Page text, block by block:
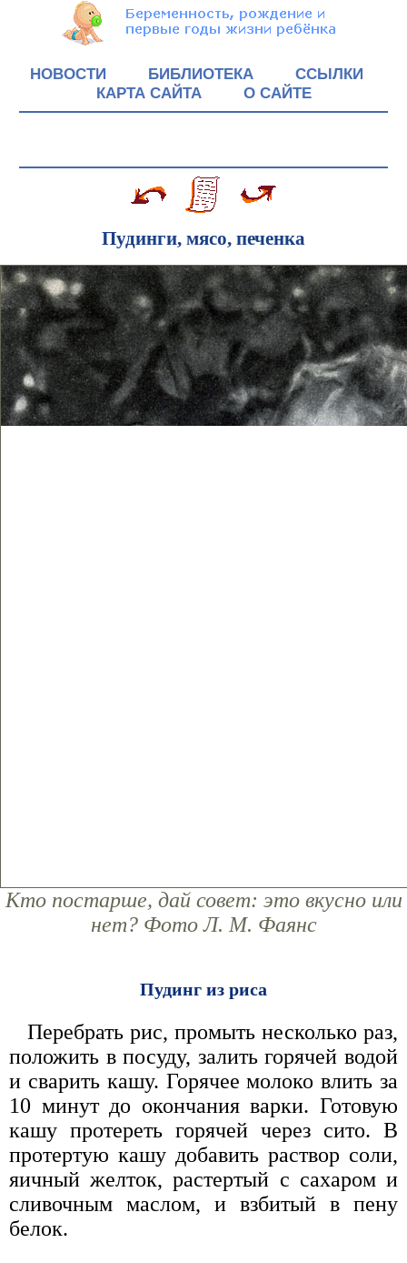
НОВОСТИ БИБЛИОТЕКА
ССЫЛКИ
КАРТА САЙТА
О САЙТЕ
Пудинги, мясо, печенка
Кто постарше, дай совет: это вкусно или
нет? Фото Л. М. Фаянс
Пудинг из риса
Перебрать рис, промыть несколько раз,
положить в посуду, залить горячей водой
и сварить кашу. Горячее молоко влить за
10 минут до окончания варки. Готовую
кашу протереть горячей через сито. В
протертую кашу добавить раствор соли,
яичный желток, растертый с сахаром и
сливочным маслом, и взбитый в пену
белок.